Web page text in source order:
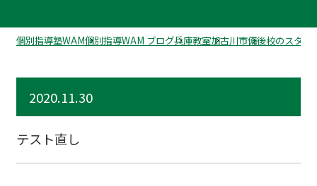
個別指導塾WAM個別指導WAM ブログ兵庫教室加古川市備後校のスタッ
2020.11.30
テスト直し